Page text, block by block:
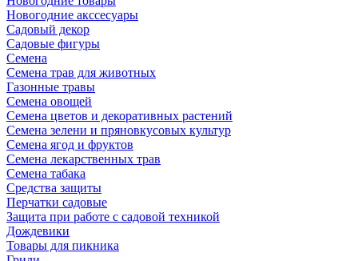
Новогодние акссесуары
Садовый декор
Садовые фигуры
Семена
Семена трав для животных
Газонные травы
Семена овощей
Семена цветов и декоративных растений
Семена зелени и пряновкусовых культур
Семена ягод и фруктов
Семена лекарственных трав
Семена табака
Средства защиты
Перчатки садовые
Защита при работе с садовой техникой
Дождевики
Товары для пикника